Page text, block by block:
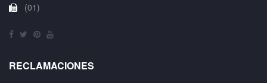
(01)
RECLAMACIONES